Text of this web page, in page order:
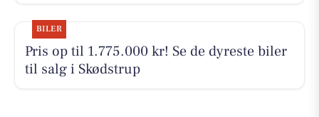
BILER
Pris op til 1.775.000 kr! Se de dyreste biler
til salg i Skødstrup